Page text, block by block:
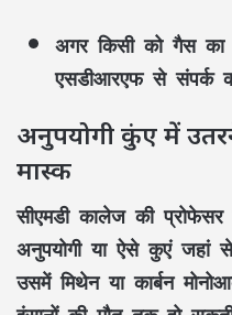
अगर किसी को गैस
एसडीआरएफ से संपर्क
अनुपयोगी कुंए में
मास्क
सीएमडी कालेज की प्रोफेसर
अनुपयोगी या ऐसे कुएं जहां से
उसमें मिथेन या कार्बन